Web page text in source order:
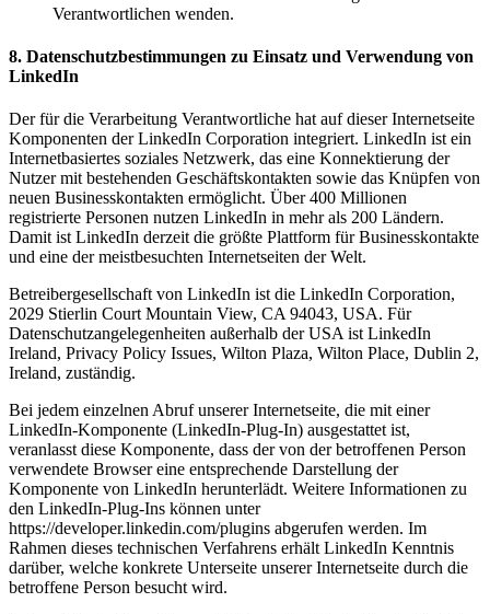
Verantwortlichen wenden.
8. Datenschutzbestimmungen zu Einsatz und Verwendung von
LinkedIn
Der für die Verarbeitung Verantwortliche hat auf dieser Internetseite
Komponenten der LinkedIn Corporation integriert. LinkedIn ist ein
Internetbasiertes soziales Netzwerk, das eine Konnektierung der
Nutzer mit bestehenden Geschäftskontakten sowie das Knüpfen von
neuen Businesskontakten ermöglicht. Über 400 Millionen
registrierte Personen nutzen LinkedIn in mehr als 200 Ländern.
Damit ist LinkedIn derzeit die größte Plattform für Businesskontakte
und eine der meistbesuchten Internetseiten der Welt.
Betreibergesellschaft von LinkedIn ist die LinkedIn Corporation,
2029 Stierlin Court Mountain View, CA 94043, USA. Für
Datenschutzangelegenheiten außerhalb der USA ist LinkedIn
Ireland, Privacy Policy Issues, Wilton Plaza, Wilton Place, Dublin 2,
Ireland, zuständig.
Bei jedem einzelnen Abruf unserer Internetseite, die mit einer
LinkedIn-Komponente (LinkedIn-Plug-In) ausgestattet ist,
veranlasst diese Komponente, dass der von der betroffenen Person
verwendete Browser eine entsprechende Darstellung der
Komponente von LinkedIn herunterlädt. Weitere Informationen zu
den LinkedIn-Plug-Ins können unter
https://developer.linkedin.com/plugins abgerufen werden. Im
Rahmen dieses technischen Verfahrens erhält LinkedIn Kenntnis
darüber, welche konkrete Unterseite unserer Internetseite durch die
betroffene Person besucht wird.